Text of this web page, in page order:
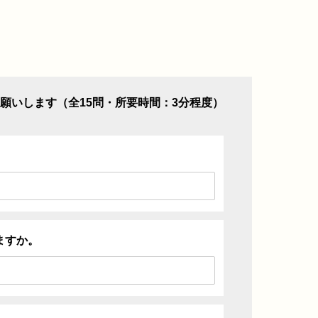
いします（全15問・所要時間：3分程度）
か。